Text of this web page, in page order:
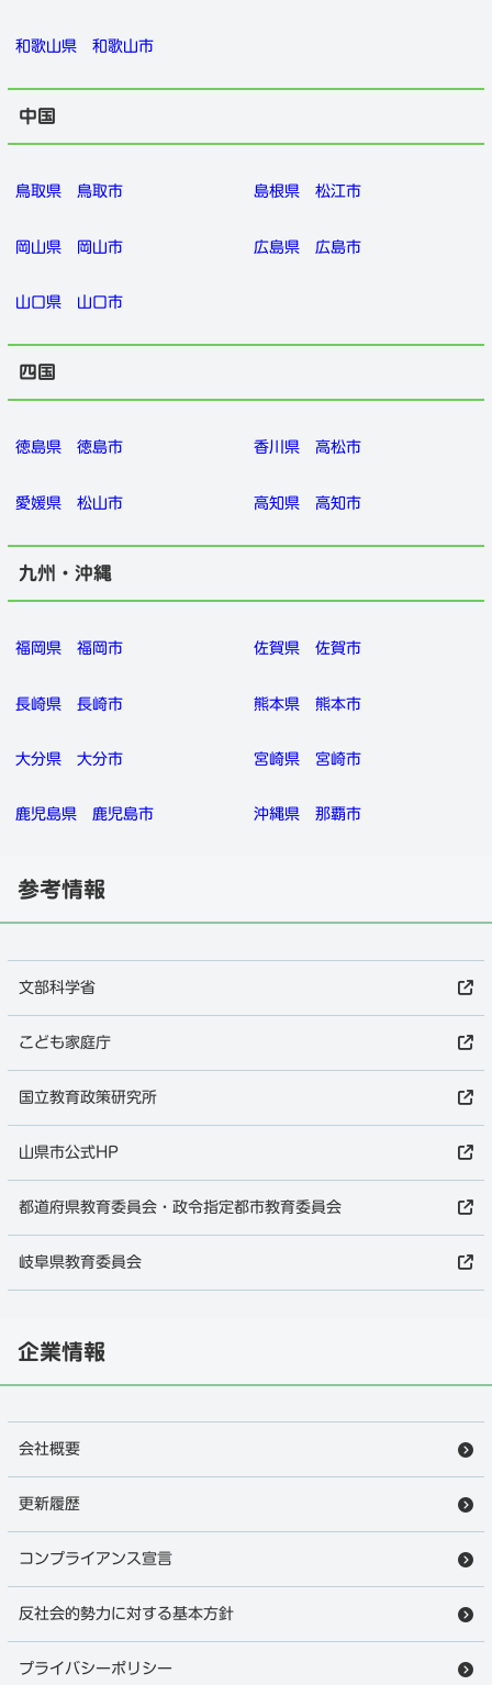
山県市の家庭教師
和歌山県 和歌山市
中国
鳥取県 鳥取市 島根県 松江市
岡山県 岡山市 広島県 広島市
山口県 山口市
四国
徳島県 徳島市 香川県 高松市
愛媛県 松山市 高知県 高知市
九州・沖縄
福岡県 福岡市 佐賀県 佐賀市
長崎県 長崎市 熊本県 熊本市
大分県 大分市 宮崎県 宮崎市
鹿児島県 鹿児島市 沖縄県 那覇市
参考情報
文部科学省
こども家庭庁
国立教育政策研究所
山県市公式HP
都道府県教育委員会・政令指定都市教育委員会
岐阜県教育委員会
企業情報
会社概要
更新履歴
コンプライアンス宣言
反社会的勢力に対する基本方針
プライバシーポリシー